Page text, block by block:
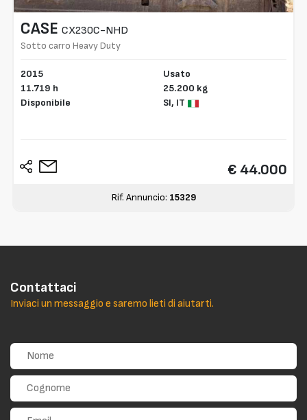
CASE CX230C-NHD
Sotto carro Heavy Duty
2015
11.719 h
Disponibile
Usato
25.200 kg
SI, IT
€ 44.000
Rif. Annuncio: 15329
Contattaci
Inviaci un messaggio e saremo lieti di aiutarti.